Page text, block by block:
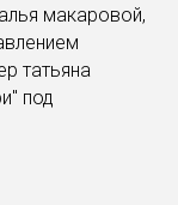
макаровой,
татьяна
под